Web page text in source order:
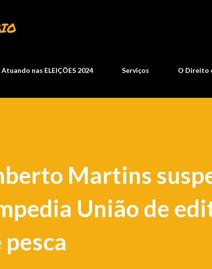
Atuando nas ELEIÇÕES 2024 Serviços O Direito
Martins
União de